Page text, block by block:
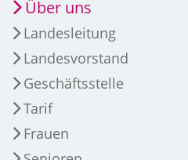
Über uns
Landesleitung
Landesvorstand
Geschäftsstelle
Tarif
Frauen